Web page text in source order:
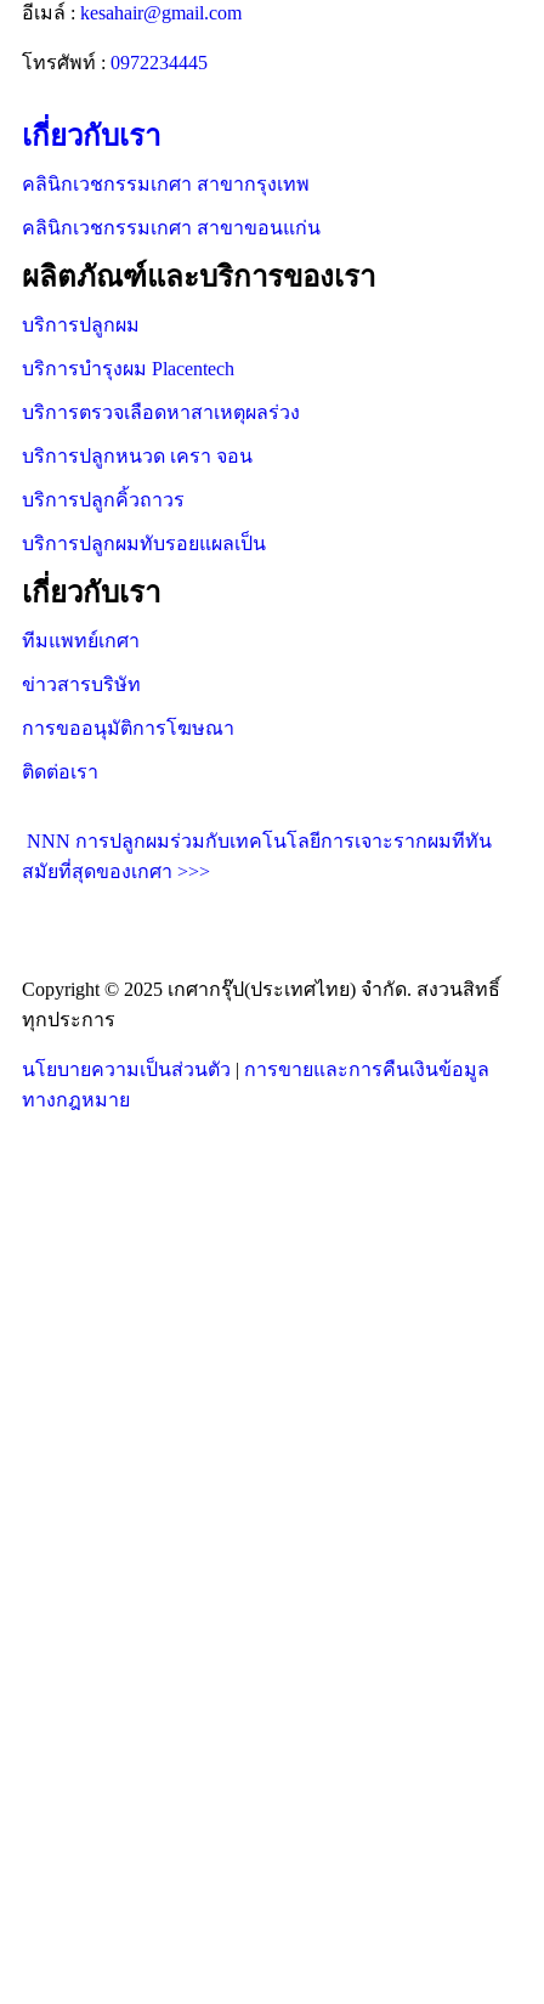
อีเมล์ : kesahair@gmail.com
โทรศัพท์ : 0972234445
เกี่ยวกับเรา
คลินิกเวชกรรมเกศา สาขากรุงเทพ
คลินิกเวชกรรมเกศา สาขาขอนแก่น
ผลิตภัณฑ์และบริการของเรา
บริการปลูกผม
บริการบำรุงผม Placentech
บริการตรวจเลือดหาสาเหตุผลร่วง
บริการปลูกหนวด เครา จอน
บริการปลูกคิ้วถาวร
บริการปลูกผมทับรอยแผลเป็น
เกี่ยวกับเรา
ทีมแพทย์เกศา
ข่าวสารบริษัท
การขออนุมัติการโฆษณา
ติดต่อเรา
NNN การปลูกผมร่วมกับเทคโนโลยีการเจาะรากผมทีทัน
สมัยที่สุดของเกศา >>>
Copyright © 2025 เกศากรุ๊ป(ประเทศไทย) จำกัด. สงวนสิทธิ์
ทุกประการ
นโยบายความเป็นส่วนตัว | การขายและการคืนเงินข้อมูล
ทางกฎหมาย